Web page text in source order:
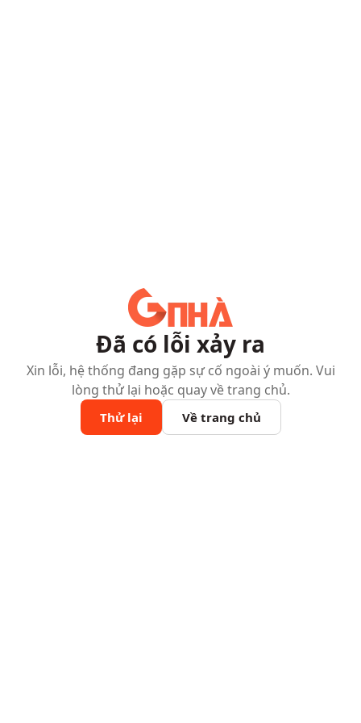
Đã có lỗi xảy ra
Xin lỗi, hệ thống đang gặp sự cố ngoài ý muốn. Vui
lòng thử lại hoặc quay về trang chủ.
Thử lại Về trang chủ